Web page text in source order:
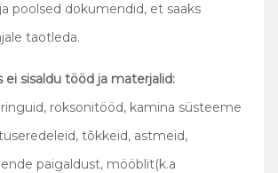
poolsed dokumendid, et saaks
taotleda.
ei sisaldu tööd ja materjalid:
roksonitööd, kamina süsteeme
tõkkeid, astmeid,
paigaldust, mööblit(k.a